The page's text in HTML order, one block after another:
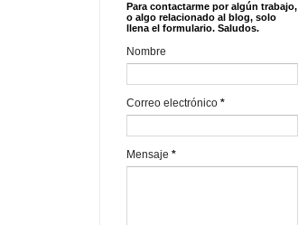
Para contactarme por algún trabajo,
o algo relacionado al blog, solo
llena el formulario. Saludos.
Nombre
Correo electrónico *
Mensaje *